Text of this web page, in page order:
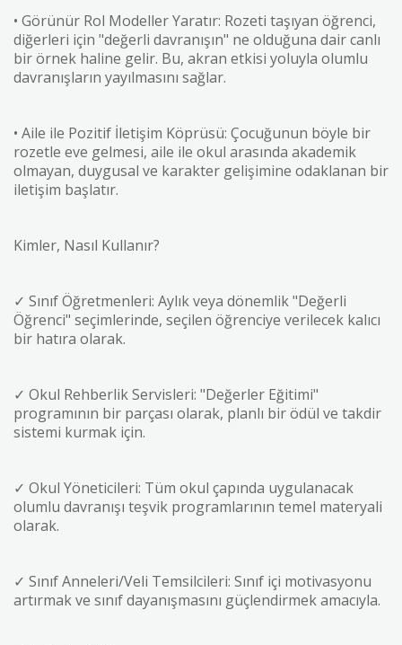
• Görünür Rol Modeller Yaratır: Rozeti taşıyan öğrenci,
diğerleri için "değerli davranışın" ne olduğuna dair canlı
bir örnek haline gelir. Bu, akran etkisi yoluyla olumlu
davranışların yayılmasını sağlar.
• Aile ile Pozitif İletişim Köprüsü: Çocuğunun böyle bir
rozetle eve gelmesi, aile ile okul arasında akademik
olmayan, duygusal ve karakter gelişimine odaklanan bir
iletişim başlatır.
Kimler, Nasıl Kullanır?
✓ Sınıf Öğretmenleri: Aylık veya dönemlik "Değerli
Öğrenci" seçimlerinde, seçilen öğrenciye verilecek kalıcı
bir hatıra olarak.
✓ Okul Rehberlik Servisleri: "Değerler Eğitimi"
programının bir parçası olarak, planlı bir ödül ve takdir
sistemi kurmak için.
✓ Okul Yöneticileri: Tüm okul çapında uygulanacak
olumlu davranışı teşvik programlarının temel materyali
olarak.
✓ Sınıf Anneleri/Veli Temsilcileri: Sınıf içi motivasyonu
artırmak ve sınıf dayanışmasını güçlendirmek amacıyla.